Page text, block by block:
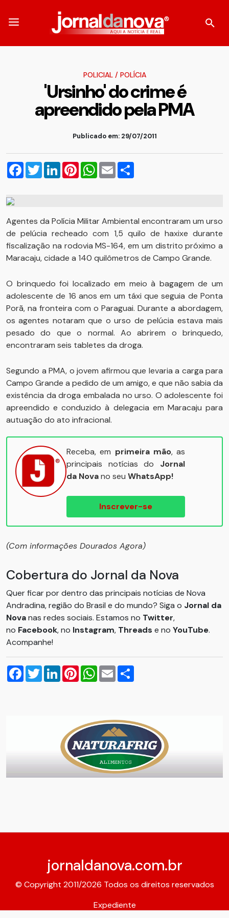
POLICIAL/ POLÍCIA
'Ursinho' do crime é
apreendido pela PMA
Publicado em: 29/07/2011
Facebook
TwitterLinkedInPinterestWhatsApp
Email
Agentes da Polícia Militar Ambiental encontraram um urso
de pelúcia recheado com 1,5 quilo de haxixe durante
fiscalização na rodovia MS-164, em um distrito próximo a
Maracaju, cidade a 140 quilômetros de Campo Grande.
O brinquedo foi localizado em meio à bagagem de um
adolescente de 16 anos em um táxi que seguia de Ponta
Porã, na fronteira com o Paraguai. Durante a abordagem,
os agentes notaram que o urso de pelúcia estava mais
pesado do que o normal. Ao abrirem o brinquedo,
encontraram seis tabletes da droga.
Segundo a PMA, o jovem afirmou que levaria a carga para
Campo Grande a pedido de um amigo, e que não sabia da
existência da droga embalada no urso. O adolescente foi
apreendido e conduzido à delegacia em Maracaju para
autuação do ato infracional.
Receba, em primeira mão, as
principais notícias do Jornal
da Novano seu WhatsApp!
Inscrever-se
(Com informações Dourados Agora)
Cobertura do Jornal da Nova
Quer ficar por dentro das principais notícias de Nova
Andradina, região do Brasil e do mundo? Siga o Jornal da
Novanas redes sociais. Estamos no Twitter,
no Facebook, no Instagram, Threads e no YouTube.
Acompanhe!
Facebook
TwitterLinkedInPinterestWhatsApp
Email
jornaldanova.com.br
© Copyright 2011/2026 Todos os direitos reservados
Expediente